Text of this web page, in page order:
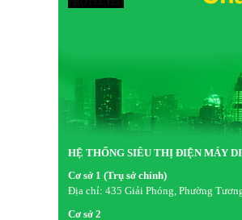
HỆ THỐNG SIÊU THỊ ĐIỆN MÁY
Cơ sở 1 (Trụ sở chính)
Địa chỉ: 435 Giải Phóng, Phường
Cơ sở 2